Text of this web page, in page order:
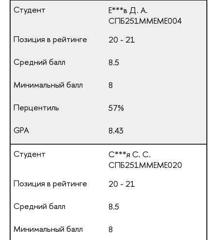
Е***в Д. А.
СПБ251ММЕМЕ004
20 - 21
8.5
8
57%
8.43
С***я С. С.
СПБ251ММЕМЕ020
20 - 21
8.5
8